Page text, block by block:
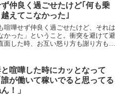
仲良く過ごせたけど｢何も乗
越えてこなかった｣
喧嘩せず仲良く過ごせたけど、それは
かった」ということ。衝突を避けて避
面した時、お互い怒り方も謝り方も意
喧嘩した時にカッとなって
誰が働いて稼いでると思ってる
！」